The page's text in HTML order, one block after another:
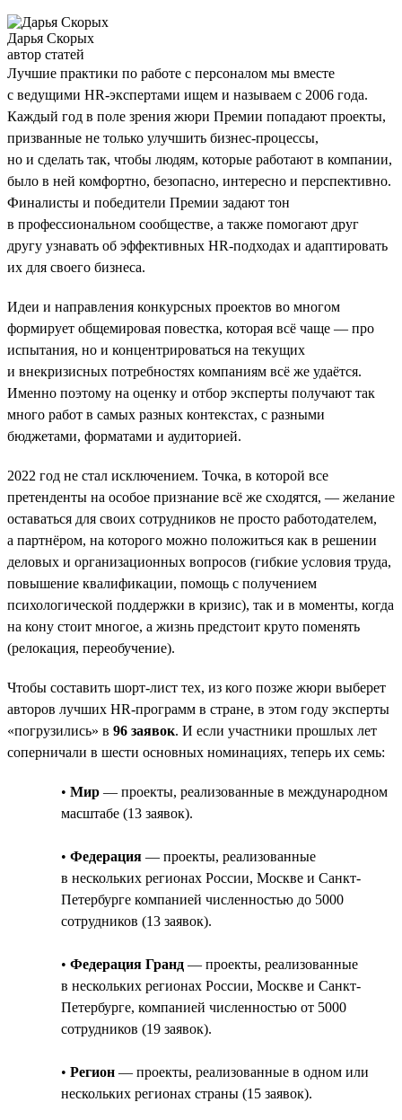
Дарья Скорых
автор статей
Лучшие практики по работе с персоналом мы вместе
с ведущими HR-экспертами ищем и называем с 2006 года.
Каждый год в поле зрения жюри Премии попадают проекты,
призванные не только улучшить бизнес-процессы,
но и сделать так, чтобы людям, которые работают в компании,
было в ней комфортно, безопасно, интересно и перспективно.
Финалисты и победители Премии задают тон
в профессиональном сообществе, а также помогают друг
другу узнавать об эффективных HR-подходах и адаптировать
их для своего бизнеса.
Идеи и направления конкурсных проектов во многом
формирует общемировая повестка, которая всё чаще — про
испытания, но и концентрироваться на текущих
и внекризисных потребностях компаниям всё же удаётся.
Именно поэтому на оценку и отбор эксперты получают так
много работ в самых разных контекстах, с разными
бюджетами, форматами и аудиторией.
2022 год не стал исключением. Точка, в которой все
претенденты на особое признание всё же сходятся, — желание
оставаться для своих сотрудников не просто работодателем,
а партнёром, на которого можно положиться как в решении
деловых и организационных вопросов (гибкие условия труда,
повышение квалификации, помощь с получением
психологической поддержки в кризис), так и в моменты, когда
на кону стоит многое, а жизнь предстоит круто поменять
(релокация, переобучение).
Чтобы составить шорт-лист тех, из кого позже жюри выберет
авторов лучших HR-программ в стране, в этом году эксперты
«погрузились» в 96 заявок. И если участники прошлых лет
соперничали в шести основных номинациях, теперь их семь:
• Мир — проекты, реализованные в международном
масштабе (13 заявок).
• Федерация — проекты, реализованные
в нескольких регионах России, Москве и Санкт-
Петербурге компанией численностью до 5000
сотрудников (13 заявок).
• Федерация Гранд — проекты, реализованные
в нескольких регионах России, Москве и Санкт-
Петербурге, компанией численностью от 5000
сотрудников (19 заявок).
• Регион — проекты, реализованные в одном или
нескольких регионах страны (15 заявок).